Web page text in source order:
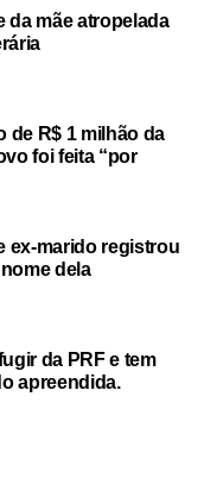
da mãe atropelada
de R$ 1 milhão da
foi feita “por
ex-marido registrou
dela
da PRF e tem
apreendida.